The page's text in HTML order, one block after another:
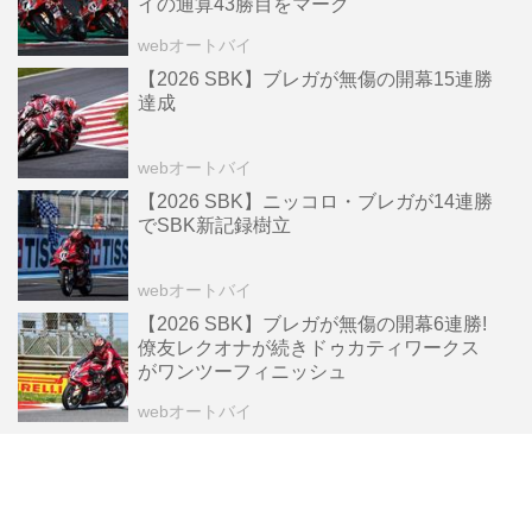
イの通算43勝目をマーク
webオートバイ
【2026 SBK】ブレガが無傷の開幕15連勝
達成
webオートバイ
【2026 SBK】ニッコロ・ブレガが14連勝
でSBK新記録樹立
webオートバイ
【2026 SBK】ブレガが無傷の開幕6連勝!
僚友レクオナが続きドゥカティワークス
がワンツーフィニッシュ
webオートバイ